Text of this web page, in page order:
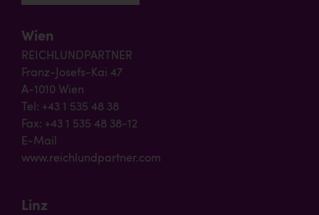
Wien
REICHLUNDPARTNER
Franz-Josefs-Kai 47
A-1010 Wien
Tel: +43 1 535 48 38
Fax: +43 1 535 48 38-12
E-Mail
www.reichlundpartner.com
Linz